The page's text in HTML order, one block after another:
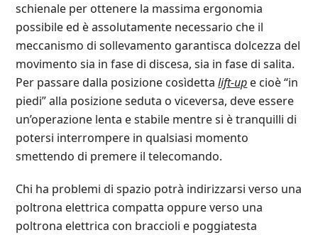
schienale per ottenere la massima ergonomia
possibile ed è assolutamente necessario che il
meccanismo di sollevamento garantisca dolcezza del
movimento sia in fase di discesa, sia in fase di salita.
Per passare dalla posizione cosìdettalift-up e cioè “in
piedi” alla posizione seduta o viceversa, deve essere
un’operazione lenta e stabile mentre si è tranquilli di
potersi interrompere in qualsiasi momento
smettendo di premere il telecomando.
Chi ha problemi di spazio potrà indirizzarsi verso una
poltrona elettrica compatta oppure verso una
poltrona elettrica con braccioli e poggiatesta